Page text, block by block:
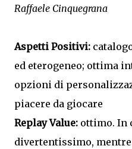
Raffaele Cinquegrana
Aspetti Positivi:
ed eterogeneo; ottima
opzioni di
piacere da giocare
Replay Value: ottimo. In
divertentissimo,